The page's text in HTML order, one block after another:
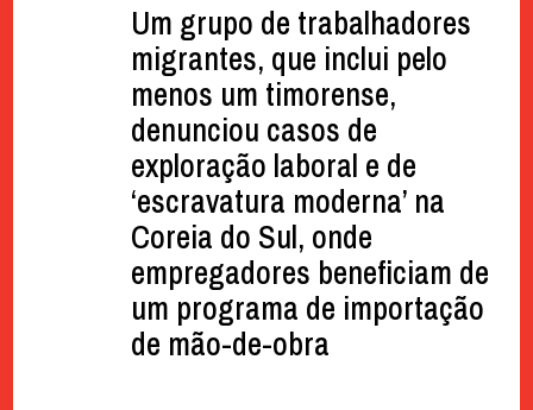
Um grupo de trabalhadores
migrantes, que inclui pelo
menos um timorense,
denunciou casos de
exploração laboral e de
‘escravatura moderna’ na
Coreia do Sul, onde
empregadores beneficiam de
um programa de importação
de mão-de-obra